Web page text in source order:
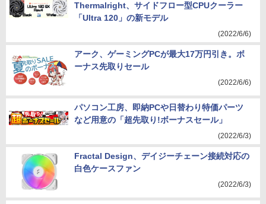
Thermalright、サイドフロー型CPUクーラー
「Ultra 120」の新モデル
(2022/6/6)
アーク、ゲーミングPCが最大17万円引き。ボ
ーナス先取りセール
(2022/6/6)
パソコン工房、即納PCや日替わり特価パーツ
など用意の「超先取り!ボーナスセール」
(2022/6/3)
Fractal Design、デイジーチェーン接続対応の
白色ケースファン
(2022/6/3)